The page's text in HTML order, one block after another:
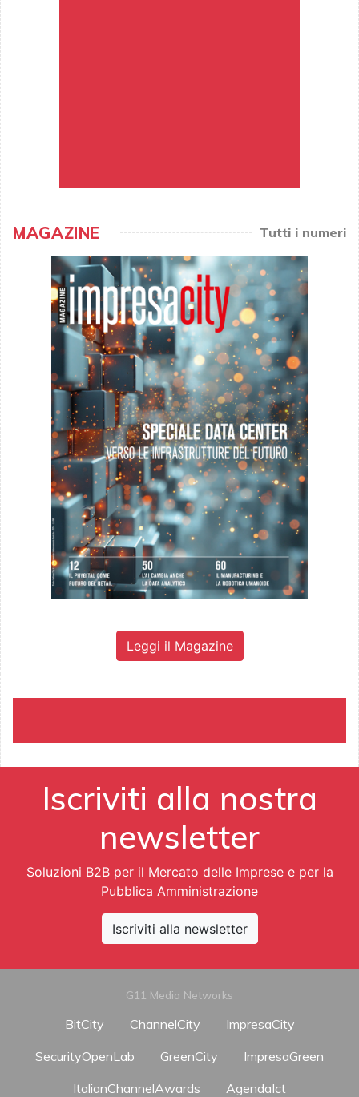
MAGAZINE Tutti i numeri
Leggi il Magazine
Iscriviti alla nostra
newsletter
Soluzioni B2B per il Mercato delle Imprese e per la
Pubblica Amministrazione
Iscriviti alla newsletter
G11 Media Networks
BitCity ChannelCity
ImpresaCity
SecurityOpenLab
GreenCity
ImpresaGreen
ItalianChannelAwards
AgendaIct